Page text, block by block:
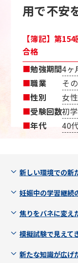
用で不安
【簿記】第
合格
■勉強期間4ヶ
■職業
そ
■性別
女性
■受験回数初
■年代 40
新しい環境での新
妊娠中の学習継続
焦りをバネに変え
模擬試験で見えて
新たな知識が広げ